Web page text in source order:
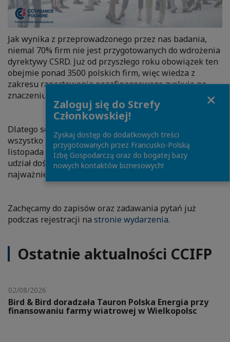
Jak wynika z przeprowadzonego przez nas badania,
niemal 70% firm nie jest przygotowanych do wdrożenia
dyrektywy CSRD. Już od przyszłego roku obowiązek ten
obejmie ponad 3500 polskich firm, więc wiedza z
zakresu raportowania pozafinansowego zyskuje na
znaczeniu.
Dlatego serdecznie zapraszamy na webinar “CSRD -
wszystko o co chcesz zapytać”, który odbędzie się 14
listopada w godz. 11:00-13:00. W wydarzeniu wezmą
udział doświadczeni eksperci, którzy odpowiedzą na
najważniejsze pytania dotyczące dyrektywy.
Zachęcamy do zapisów oraz zadawania pytań już
podczas rejestracji na stronie wydarzenia.
Ostatnie aktualności CCIFP
02/08/2026
Bird & Bird doradzała Tauron Polska Energia przy
finansowaniu farmy wiatrowej w Wielkopolsc
Zaloguj się do Strefy
Członkowskiej!
Zyskaj dostęp do dodatkowych treści
przygotowanych przez Francusko-Polską
Izbę Gospodarczą oraz do bogatej bazy
nowych kontaktów biznesowych!